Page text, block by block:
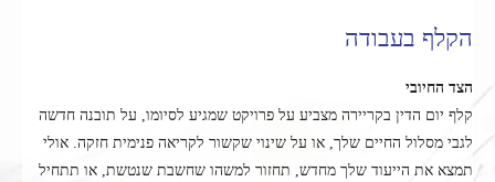
הקלף בעבודה
הצד החיובי
קלף יום הדין בקריירה מצביע על פרויקט שמגיע לסיומו, על תובנה חדשה
לגבי מסלול החיים שלך, או על שינוי שקשור לקריאה פנימית חזקה. אולי
תמצא את הייעוד שלך מחדש, תחזור למשהו שחשבת שנטשת, או תתחיל